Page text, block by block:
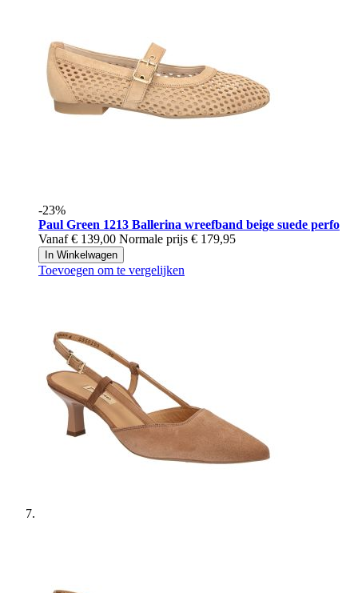
-23%
Paul Green 1213 Ballerina wreefband beige suede perfo
Vanaf € 139,00 Normale prijs € 179,95
In Winkelwagen
Toevoegen om te vergelijken